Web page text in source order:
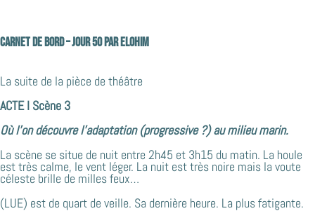
Carnet de bord – jour 50 par ELOHIM
La suite de la pièce de théâtre
ACTE I Scène 3
Où l’on découvre l’adaptation (progressive ?) au milieu marin.
La scène se situe de nuit entre 2h45 et 3h15 du matin. La houle
est très calme, le vent léger. La nuit est très noire mais la voute
céleste brille de milles feux…
(LUE) est de quart de veille. Sa dernière heure. La plus fatigante.